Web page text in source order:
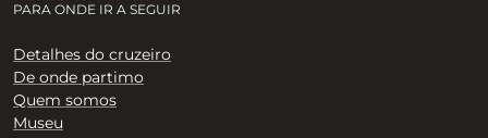
PARA ONDE IR A SEGUIR
Detalhes do cruzeiro
De onde partimo
Quem somos
Museu